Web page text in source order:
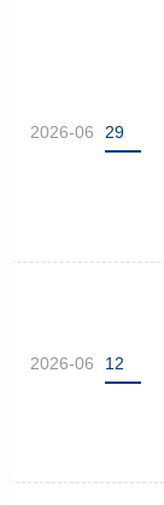
2026-06 29
2026-06 12